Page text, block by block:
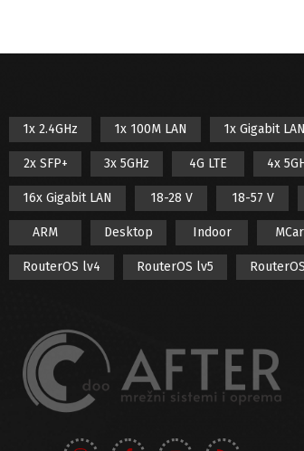
Aruba
Cambium Networks
Cyberbajt
dBii
Denys
Extralink
Globo
DOSTUPNOST
1x 2.4GHz 1x 100M LAN 1x Gigabit LAN
2x SFP+ 3x 5GHz 4G LTE 4x
16x Gigabit LAN 18-28 V 18-57 V
ARM Desktop Indoor
RouterOS lv4 RouterOS lv5